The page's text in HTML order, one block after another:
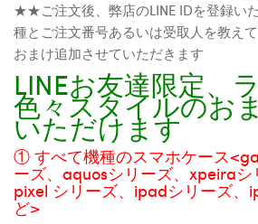
★★ご注文後、弊店のLINE IDを登録い
種とご注文番号あるいは受取人を教え
おまけ追加させていただきます
LINEお友達限定、
色々スタイルのお
いただけます
① すべて機種のスマホケース
ーズ、aquosシリーズ、xpeira
pixel シリーズ、ipadシリーズ、
ど>